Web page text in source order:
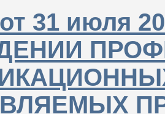
31 июля